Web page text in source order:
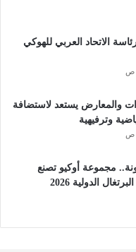
الاتحاد العربي للهوكي
والمعارض يستعد لاستضافة
وترفيهية
مجموعة أوكيو تصنع
الدولية 2026